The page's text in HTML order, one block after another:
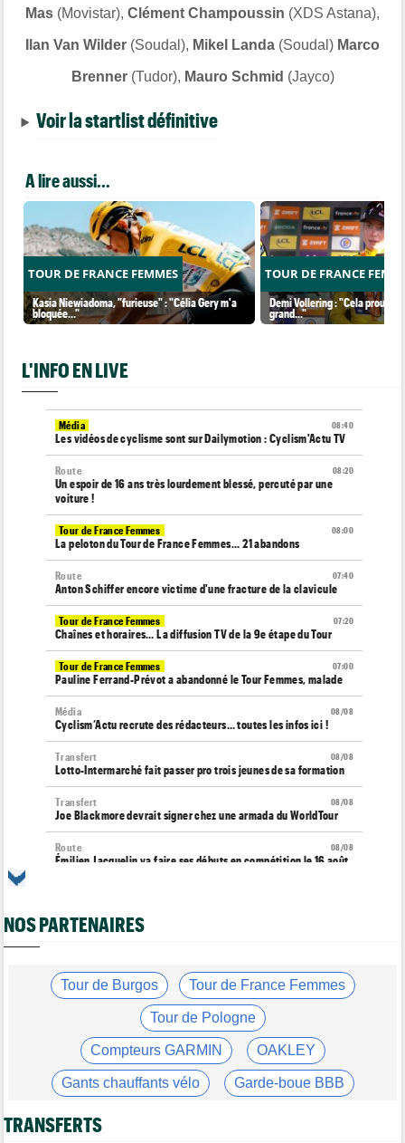
Mas (Movistar), Clément Champoussin (XDS Astana),
Ilan Van Wilder (Soudal), Mikel Landa (Soudal) Marco
Brenner (Tudor), Mauro Schmid (Jayco)
Voir la startlist définitive
A lire aussi...
TOUR DE FRANCE FEMMES
Kasia Niewiadoma, "furieuse" : "Célia Gery m'a
bloquée..."
TOUR DE FRANCE
Demi Vollering : "Cela prouve
grand..."
L'INFO EN LIVE
08:40
Média
Les vidéos de cyclisme sont sur Dailymotion : Cyclism'Actu TV
08:20
Route
Un espoir de 16 ans très lourdement blessé, percuté par une
voiture !
08:00
Tour de France Femmes
La peloton du Tour de France Femmes... 21 abandons
07:40
Route
Anton Schiffer encore victime d'une fracture de la clavicule
07:20
Tour de France Femmes
Chaînes et horaires… La diffusion TV de la 9e étape du Tour
07:00
Tour de France Femmes
Pauline Ferrand-Prévot a abandonné le Tour Femmes, malade
08/08
Média
Cyclism’Actu recrute des rédacteurs… toutes les infos ici !
08/08
Transfert
Lotto-Intermarché fait passer pro trois jeunes de sa formation
08/08
Transfert
Joe Blackmore devrait signer chez une armada du WorldTour
08/08
Route
Émilien Jacquelin va faire ses débuts en compétition le 16 août
La sélection française pour les Championnats du monde
Ventoux
Tour de France Femmes
Kasia Niewiadoma, "furieuse" : "Célia Gery m'a bloquée..."
Tour de France Femmes
Loes Adegeest : "On essaiera encore demain..."
Lilan Calmejane: "Pourquoi PFP nous raconte des salades ?"
NOS PARTENAIRES
Tour de Burgos Tour de France Femmes
Tour de Pologne
Compteurs GARMIN OAKLEY
Gants chauffants vélo Garde-boue BBB
Casque ABUS
TRANSFERTS